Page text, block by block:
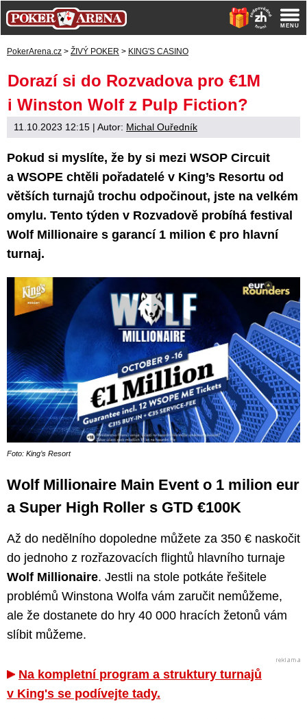
PokerArena.cz > ŽIVÝ POKER > KING'S CASINO
Dorazí si do Rozvadova pro €1M
i Winston Wolf z Pulp Fiction?
11.10.2023 12:15 | Autor: Michal Ouředník
Pokud si myslíte, že by si mezi WSOP Circuit
a WSOPE chtěli pořadatelé v King’s Resortu od
větších turnajů trochu odpočinout, jste na velkém
omylu. Tento týden v Rozvadově probíhá festival
Wolf Millionaire s garancí 1 milion € pro hlavní
turnaj.
Foto: King’s Resort
Wolf Millionaire Main Event o 1 milion eur
a Super High Roller s GTD €100K
Až do nedělního dopoledne můžete za 350 € naskočit
do jednoho z rozřazovacích flightů hlavního turnaje
Wolf Millionaire. Jestli na stole potkáte řešitele
problémů Winstona Wolfa vám zaručit nemůžeme,
ale že dostanete do hry 40 000 hracích žetonů vám
slíbit můžeme.
Na kompletní program a struktury turnajů
v King's se podívejte tady.